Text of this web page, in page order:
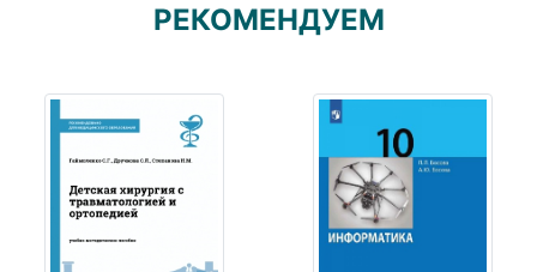
РЕКОМЕНДУЕМ